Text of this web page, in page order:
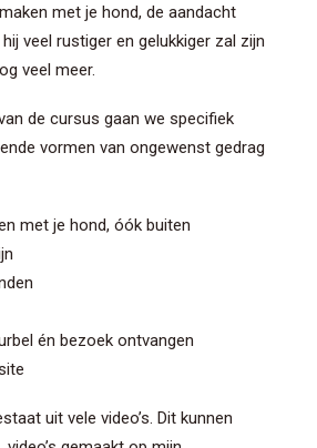
met je hond, de aandacht
veel rustiger en gelukkiger zal zijn
veel meer.
de cursus gaan we specifiek
vormen van ongewenst gedrag
met je hond, óók buiten
én bezoek ontvangen
uit vele video’s. Dit kunnen